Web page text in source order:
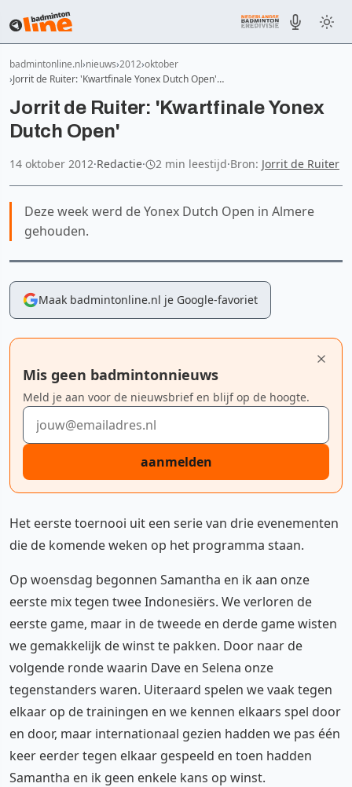
badmintonline.nl nieuws 2012 oktober
Jorrit de Ruiter: 'Kwartfinale Yonex Dutch Open'…
Jorrit de Ruiter: 'Kwartfinale Yonex
Dutch Open'
14 oktober 2012·Redactie· 2 min leestijd·Bron: Jorrit de Ruiter
Deze week werd de Yonex Dutch Open in Almere
gehouden.
Maak badmintonline.nl je Google-favoriet
Mis geen badmintonnieuws
Meld je aan voor de nieuwsbrief en blijf op de hoogte.
E-mailadres
aanmelden
Het eerste toernooi uit een serie van drie evenementen
die de komende weken op het programma staan.
Op woensdag begonnen Samantha en ik aan onze
eerste mix tegen twee Indonesiërs. We verloren de
eerste game, maar in de tweede en derde game wisten
we gemakkelijk de winst te pakken. Door naar de
volgende ronde waarin Dave en Selena onze
tegenstanders waren. Uiteraard spelen we vaak tegen
elkaar op de trainingen en we kennen elkaars spel door
en door, maar internationaal gezien hadden we pas één
keer eerder tegen elkaar gespeeld en toen hadden
Samantha en ik geen enkele kans op winst.